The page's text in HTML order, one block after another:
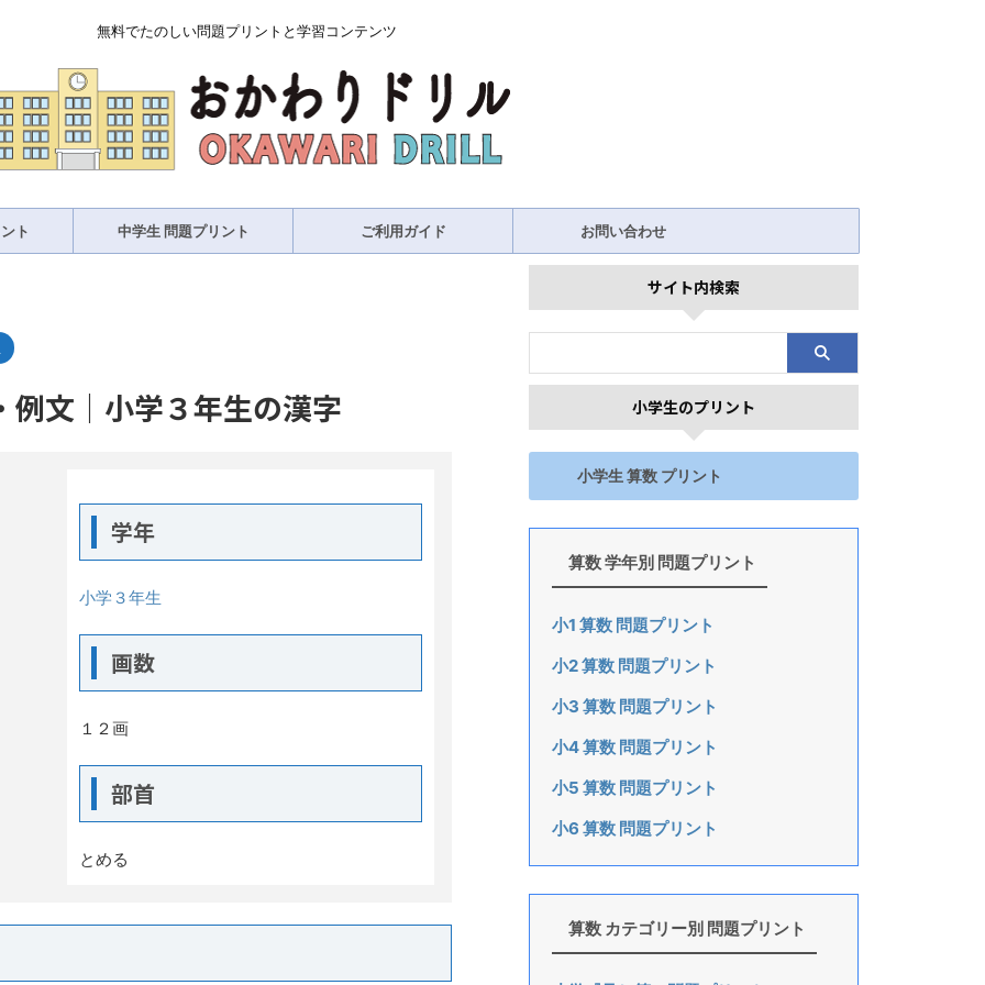
無料でたのしい問題プリントと学習コンテンツ
ト 中学生 問題プリント ご利用ガイド お問い合わせ
文｜小学３年生の漢字
学年
小学３年生
画数
１２画
部首
とめる
サイト内検索
小学生のプリント
小学生 算数 プリント
算数 学年別 問題プリント
小1 算数 問題プリント
小2 算数 問題プリント
小3 算数 問題プリント
小4 算数 問題プリント
小5 算数 問題プリント
小6 算数 問題プリント
算数 カテゴリー別 問題プリント